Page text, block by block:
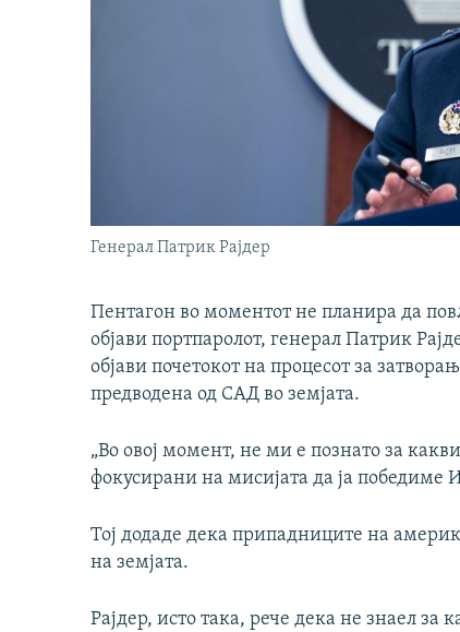
Генерал Патрик Рајдер
Пентагон во моментот не планира да
објави портпаролот, генерал Патрик
објави почетокот на процесот за
предводена од САД во земјата.
„Во овој момент, не ми е познато за
фокусирани на мисијата да ја победиме
Тој додаде дека припадниците на
на земјата.
Рајдер, исто така, рече дека не знаел за